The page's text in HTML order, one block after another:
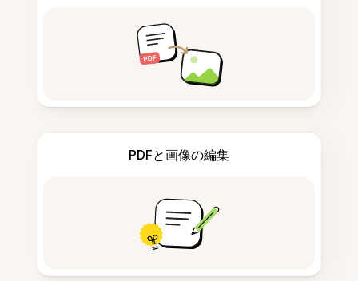
PDFと画像の編集